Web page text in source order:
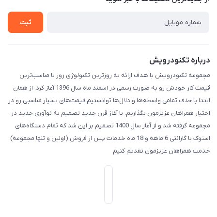
ثبت
درباره تکنودرویش
مجموعه تکنودرویش با هدف ارائه به روزترین تکنولوژی روز با مناسب‌ترین
قیمت کار خودش رو به صورت رسمی در اسفند ماه سال 1396 آغاز کرد. از همان
ابتدا با حذف تمامی واسطه‌ها و دلال‌ها توانستیم قیمت‌های بسیار مناسبی رو در
اختیار همراهان عزیزمون بگذاریم. با آغاز قرن جدید تصمیم به نوآوری جدید در
مجموعه گرفته شد و از آغاز سال 1400 تصمیم بر این شد که تمام دستگاه‌های
استوک با گارانتی 6 ماهه و 18 ماه خدمات پس از فروش (اولین و تنها مجموعه)
خدمت همراهان عزیزمون تقدیم کنیم